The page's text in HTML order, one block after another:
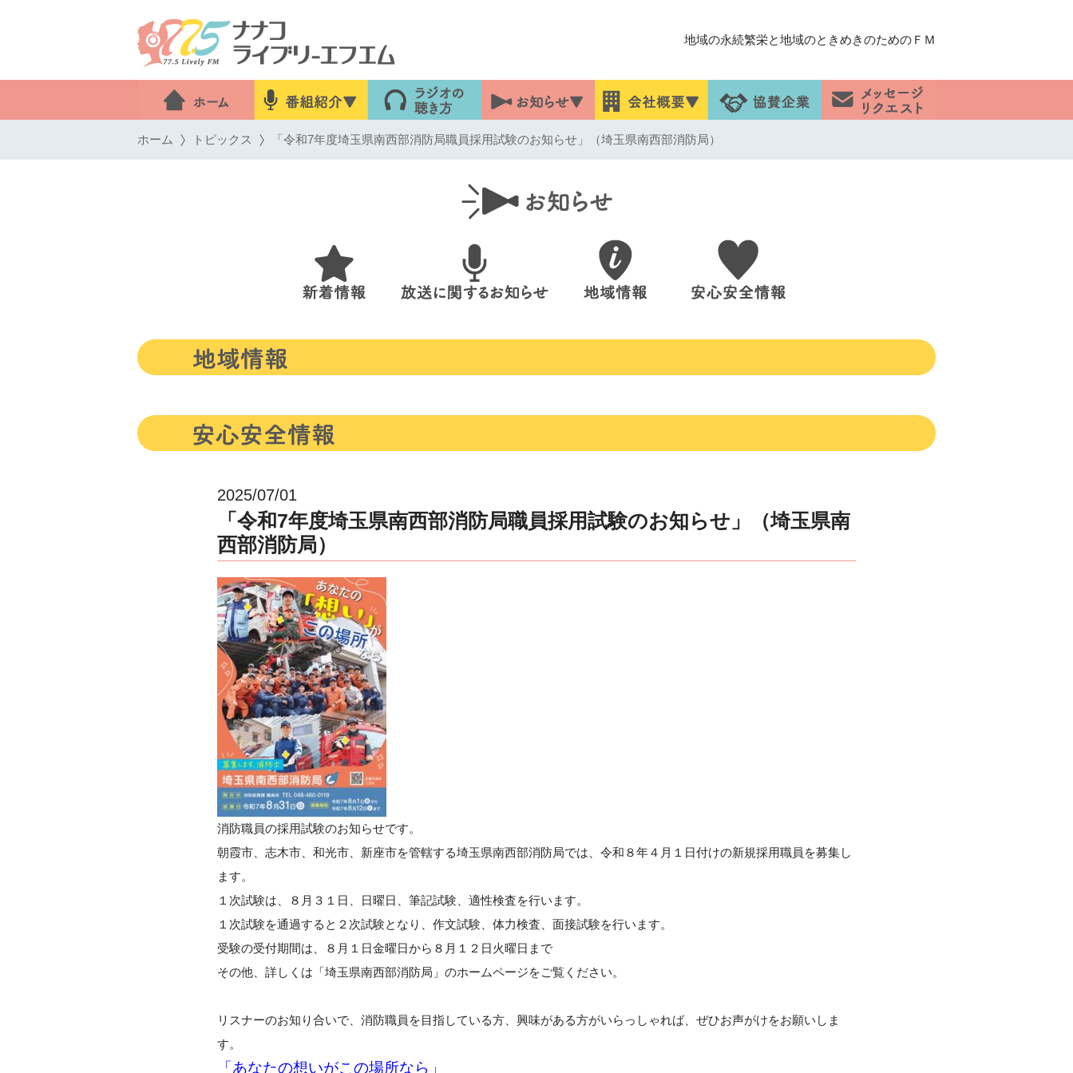
地域の永続繁栄と地域のときめきのためのＦＭ
ホーム トピックス 「令和7年度埼玉県南西部消防局職員採用試験のお知らせ」（埼玉県南西部消防局）
2025/07/01
「令和7年度埼玉県南西部消防局職員採用試験のお知らせ」（埼玉県南
西部消防局）
消防職員の採用試験のお知らせです。
朝霞市、志木市、和光市、新座市を管轄する埼玉県南西部消防局では、令和８年４月１日付けの新規採用職員を募集し
ます。
１次試験は、８月３１日、日曜日、筆記試験、適性検査を行います。
１次試験を通過すると２次試験となり、作文試験、体力検査、面接試験を行います。
受験の受付期間は、８月１日金曜日から８月１２日火曜日まで
その他、詳しくは「埼玉県南西部消防局」のホームページをご覧ください。
リスナーのお知り合いで、消防職員を目指している方、興味がある方がいらっしゃれば、ぜひお声がけをお願いしま
す。
「あなたの想いがこの場所なら」